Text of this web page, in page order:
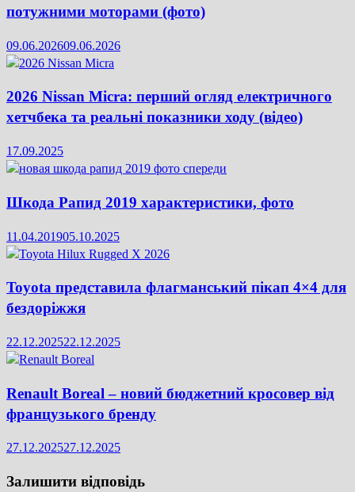
потужними моторами (фото)
09.06.202609.06.2026
2026 Nissan Micra: перший огляд електричного
хетчбека та реальні показники ходу (відео)
17.09.2025
Шкода Рапид 2019 характеристики, фото
11.04.201905.10.2025
Toyota представила флагманський пікап 4×4 для
бездоріжжя
22.12.202522.12.2025
Renault Boreal – новий бюджетний кросовер від
французького бренду
27.12.202527.12.2025
Залишити відповідь